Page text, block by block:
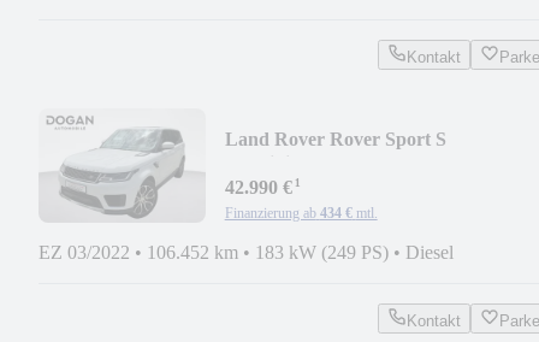
Kontakt
Land Rover Rover Sport S
42.990 €¹
Finanzierung ab 434 € mtl.
EZ 03/2022 • 106.452 km • 183 kW (249 PS) • Diesel
Kontakt